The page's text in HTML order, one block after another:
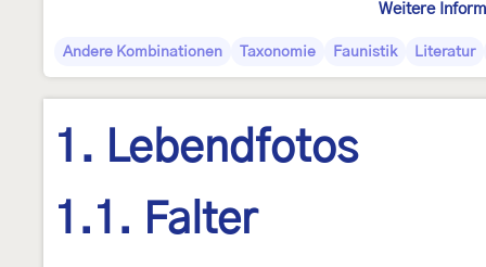
Weitere
Andere Kombinationen Taxonomie Faunistik Literatur
1. Lebendfotos
1.1. Falter